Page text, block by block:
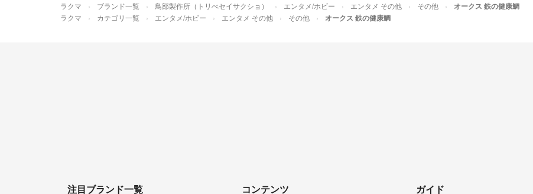
ラクマ ブランド一覧 鳥部製作所（トリべセイサクショ） エンタメ/ホビー エンタメ その他 その他 オークス 鉄の健康鯛
ラクマ カテゴリ一覧 エンタメ/ホビー エンタメ その他 その他 オークス 鉄の健康鯛
注目ブランド一覧 コンテンツ ガイド